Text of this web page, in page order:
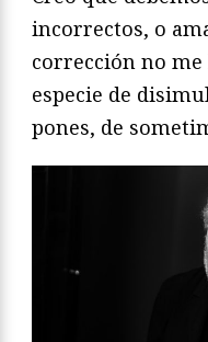
incorrectos, o
corrección no
especie de
pones, de